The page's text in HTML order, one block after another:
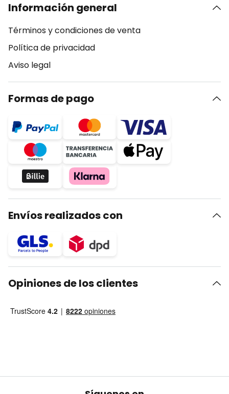
Información general
Términos y condiciones de venta
Política de privacidad
Aviso legal
Formas de pago
Envíos realizados con
Opiniones de los clientes